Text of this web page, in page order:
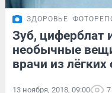
ЗДОРОВЬЕ
Зуб, циферблат
необычные
врачи из
13 ноября, 2018, 09:00